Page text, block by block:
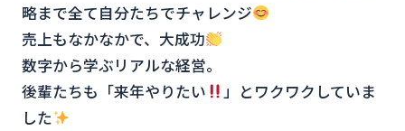
略まで全て自分たちでチャレンジ
売上もなかなかで、大成功
数字から学ぶリアルな経営。
後輩たちも「来年やりたい
」とワクワクしていま
した